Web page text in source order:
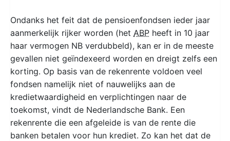
Ondanks het feit dat de pensioenfondsen ieder jaar
aanmerkelijk rijker worden (het ABP heeft in 10 jaar
haar vermogen NB verdubbeld), kan er in de meeste
gevallen niet geïndexeerd worden en dreigt zelfs een
korting. Op basis van de rekenrente voldoen veel
fondsen namelijk niet of nauwelijks aan de
kredietwaardigheid en verplichtingen naar de
toekomst, vindt de Nederlandsche Bank. Een
rekenrente die een afgeleide is van de rente die
banken betalen voor hun krediet. Zo kan het dat de